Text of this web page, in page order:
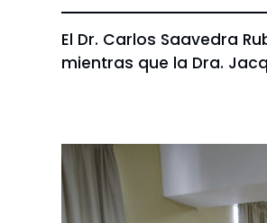
El Dr. Carlos Saavedra
mientras que la Dra.